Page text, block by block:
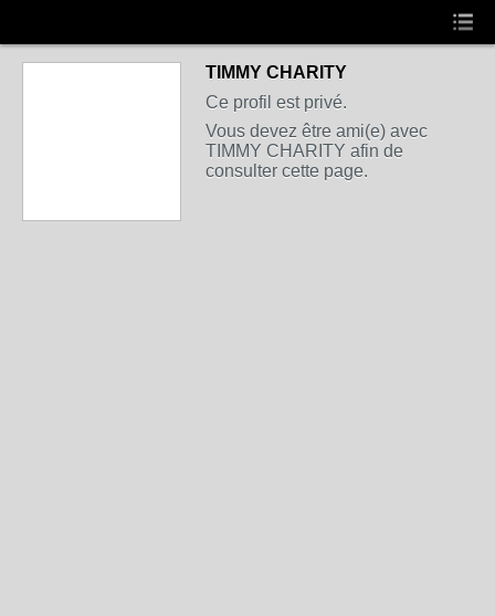
TIMMY CHARITY
Ce profil est privé.
Vous devez être ami(e) avec
TIMMY CHARITY afin de
consulter cette page.